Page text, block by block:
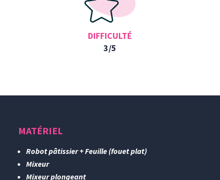
DIFFICULTÉ
3/5
MATÉRIEL
Robot pâtissier + Feuille (fouet plat)
Mixeur
Mixeur plongeant